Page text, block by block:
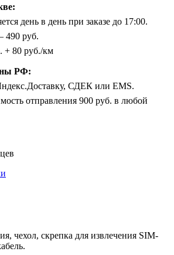
день в день при заказе до 17:00.
руб.
80 руб./км
РФ:
СДЕК или EMS.
отправления 900 руб. в любой
чехол, скрепка для извлечения SIM-